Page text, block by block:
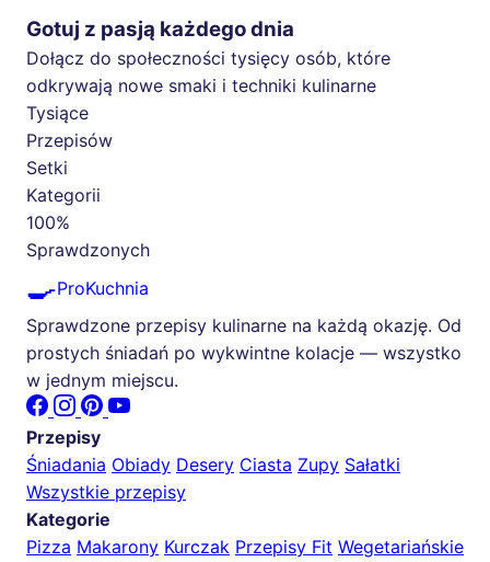
Gotuj z pasją każdego dnia
Dołącz do społeczności tysięcy osób, które
odkrywają nowe smaki i techniki kulinarne
Tysiące
Przepisów
Setki
Kategorii
100%
Sprawdzonych
🍳ProKuchnia
Sprawdzone przepisy kulinarne na każdą okazję. Od
prostych śniadań po wykwintne kolacje — wszystko
w jednym miejscu.
Przepisy
Śniadania Obiady Desery Ciasta Zupy Sałatki
Wszystkie przepisy
Kategorie
Pizza Makarony Kurczak Przepisy Fit Wegetariańskie